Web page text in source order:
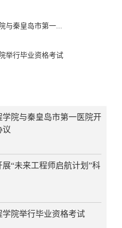
与秦皇岛市第一...
举行毕业资格考试
院与秦皇岛市第一医院开
议
“未来工程师启航计划”科
院举行毕业资格考试